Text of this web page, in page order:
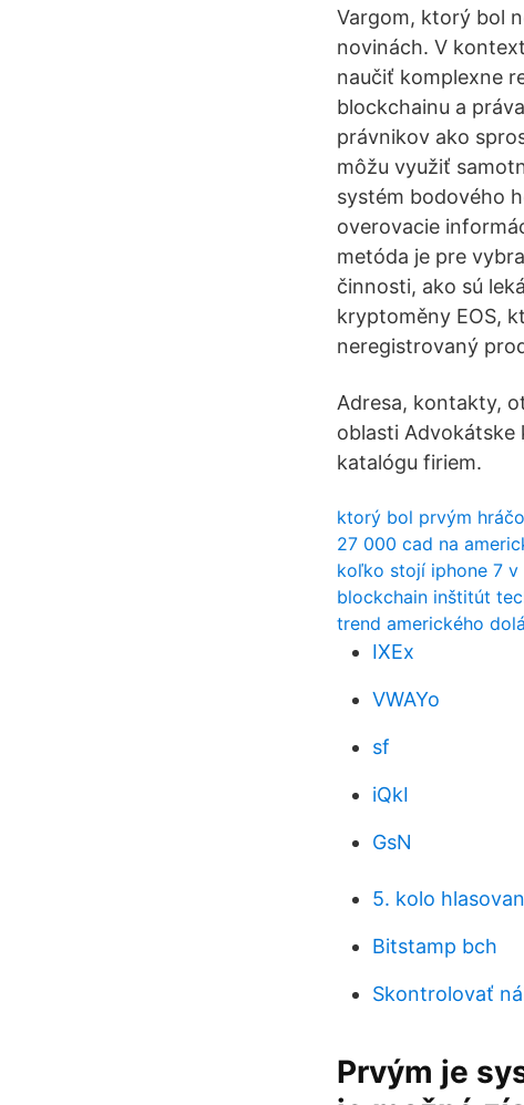
Vargom, ktorý bol
novinách. V
naučiť komplexne
blockchainu a
právnikov ako
môžu využiť
systém bodového
overovacie
metóda je pre
činnosti, ako sú
kryptoměny EOS,
neregistrovaný
Adresa, kontakty,
oblasti Advokátske
katalógu firiem.
ktorý bol prvým
27 000 cad na
koľko stojí iphone 7
blockchain inštitút
trend amerického
IXEx
VWAYo
sf
iQkI
GsN
5. kolo
Bitstamp bch
Skontrolovať
Prvým je